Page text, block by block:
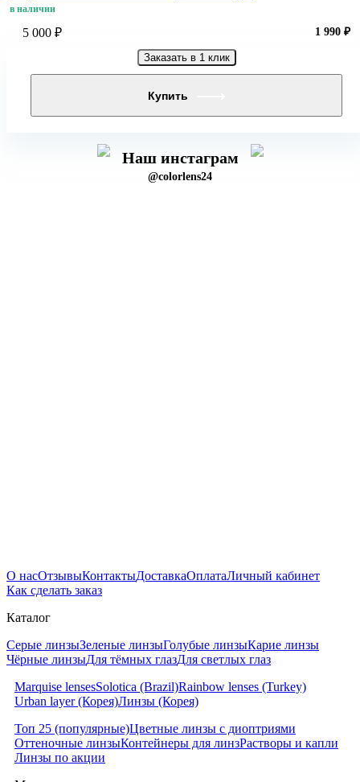
в наличии
5 000 ₽ 1 990 ₽
Заказать в 1 клик
Наш инстаграм
@colorlens24
О насОтзывыКонтактыДоставкаОплатаЛичный кабинет
Как сделать заказ
Каталог
Серые линзыЗеленые линзыГолубые линзыКарие линзы
Чёрные линзыДля тёмных глазДля светлых глаз
Marquise lensesSolotica (Brazil)Rainbow lenses (Turkey)
Urban layer (Корея)Линзы (Корея)
Топ 25 (популярные)Цветные линзы с диоптриями
Оттеночные линзыКонтейнеры для линзРастворы и капли
Линзы по акции